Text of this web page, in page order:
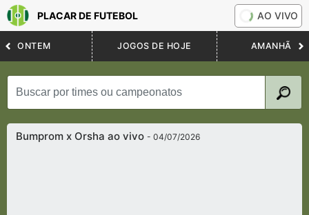
PLACAR DE FUTEBOL AO VIVO
ONTEM JOGOS DE HOJE AMANHÃ
Bumprom x Orsha ao vivo- 04/07/2026